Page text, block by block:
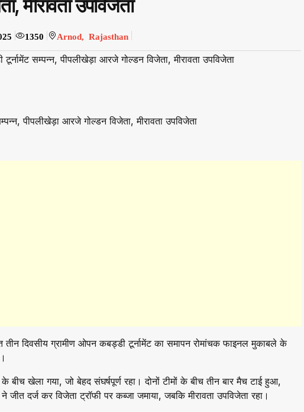
मीरावता उपविजेता
1350 Arnod, Rajasthan
पीपलीखेड़ा आरजे गोल्डन विजेता, मीरावता उपविजेता
दिवसीय ग्रामीण ओपन कबड्डी टूर्नामेंट का समापन रोमांचक फाइनल मुकाबले के
बीच खेला गया, जो बेहद संघर्षपूर्ण रहा। दोनों टीमों के बीच तीन बार मैच टाई हुआ,
दर्ज कर विजेता ट्रॉफी पर कब्जा जमाया, जबकि मीरावता उपविजेता रहा।